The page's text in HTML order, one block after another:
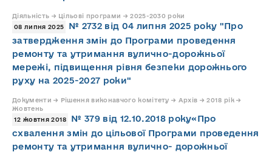
Діяльність → Цільові програми → 2025-2030 роки
08 липня 2025
№ 2732 від 04 липня 2025 року "Про
затвердження змін до Програми проведення
ремонту та утримання вулично-дорожньої
мережі, підвищення рівня безпеки дорожнього
руху на 2025-2027 роки"
Документи → Рішення виконавчого комітету → Архів → 2018 рік →
Жовтень
12 жовтня 2018
№ 379 від 12.10.2018 року«Про
схвалення змін до цільової Програми проведення
ремонту та утримання вулично- дорожньої